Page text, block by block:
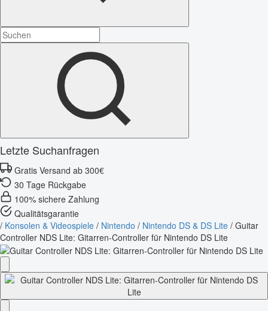
Letzte Suchanfragen
Gratis Versand ab 300€
30 Tage Rückgabe
100% sichere Zahlung
Qualitätsgarantie
/ Konsolen & Videospiele / Nintendo / Nintendo DS & DS Lite / Guitar
Controller NDS Lite: Gitarren-Controller für Nintendo DS Lite